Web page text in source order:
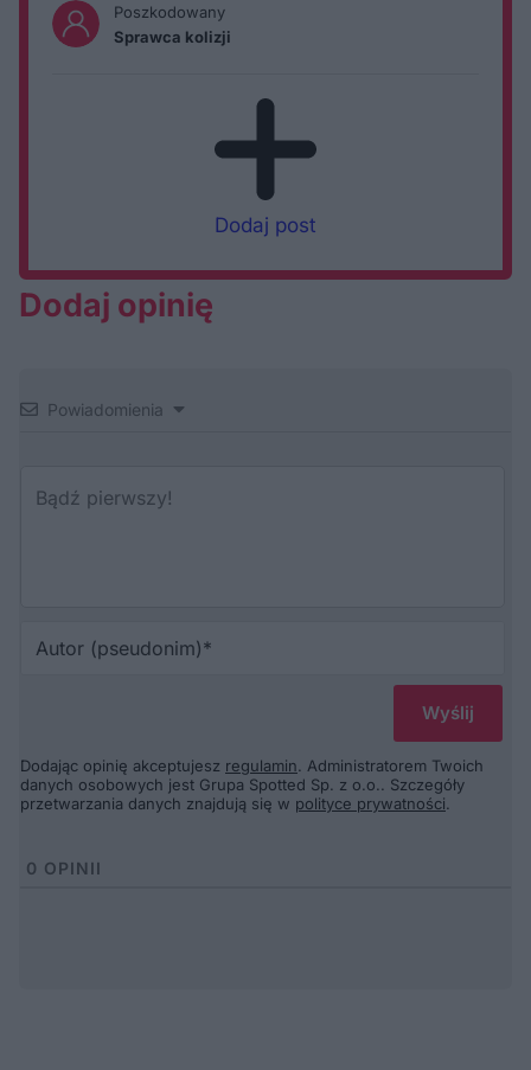
Poszkodowany
Sprawca kolizji
Dodaj post
Dodaj opinię
Powiadomienia
Dodając opinię akceptujesz regulamin. Administratorem Twoich
danych osobowych jest Grupa Spotted Sp. z o.o.. Szczegóły
przetwarzania danych znajdują się w polityce prywatności.
0 OPINII